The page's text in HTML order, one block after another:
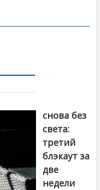
снова без
света:
третий
блэкаут за
две
недели